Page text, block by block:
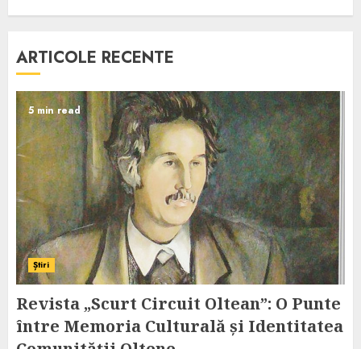
ARTICOLE RECENTE
5 min read
Știri
Revista „Scurt Circuit Oltean”: O Punte
între Memoria Culturală și Identitatea